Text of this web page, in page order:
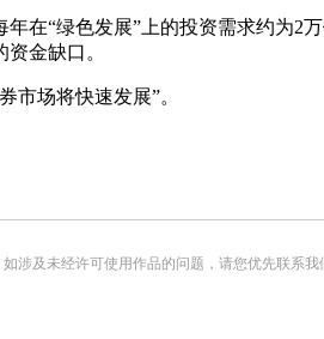
“绿色发展”上的投资需求约为2
金缺口。
场将快速发展”。
及未经许可使用作品的问题，请您优先联系我